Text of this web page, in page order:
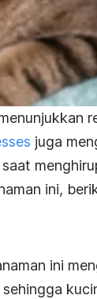
juga
ini,
ini